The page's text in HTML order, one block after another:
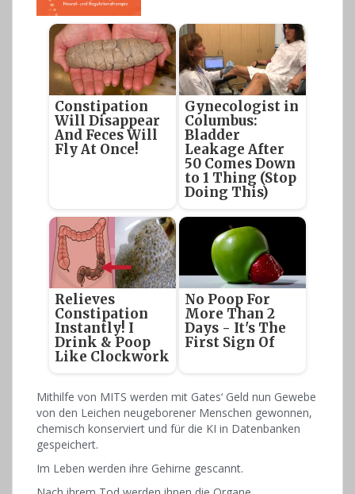
Constipation
Will Disappear
And Feces Will
Fly At Once!
Gynecologist in
Columbus:
Bladder
Leakage After
50 Comes Down
to 1 Thing (Stop
Doing This)
Relieves
Constipation
Instantly! I
Drink & Poop
Like Clockwork
No Poop For
More Than 2
Days - It's The
First Sign Of
Mithilfe von MITS werden mit Gates‘ Geld nun Gewebe
von den Leichen neugeborener Menschen gewonnen,
chemisch konserviert und für die KI in Datenbanken
gespeichert.
Im Leben werden ihre Gehirne gescannt.